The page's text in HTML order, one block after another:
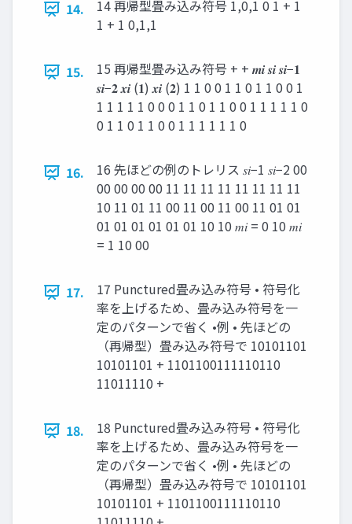
14.
14 再帰型畳み込み符号 1,0,1 0 1 + 1
1 + 1 0,1,1
15.
15 再帰型畳み込み符号 + + 𝒎𝒊 𝒔𝒊 𝒔𝒊−𝟏
𝒔𝒊−𝟐 𝒙𝒊 (𝟏) 𝒙𝒊 (𝟐) 1 1 0 0 1 1 0 1 1 0 0 1
1 1 1 1 1 0 0 0 1 1 0 1 1 0 0 1 1 1 1 1 0
0 1 1 0 1 1 0 0 1 1 1 1 1 1 0
16.
16 先ほどの例のトレリス 𝑠𝑖−1 𝑠𝑖−2 00
00 00 00 00 11 11 11 11 11 11 11 11
10 11 01 11 00 11 00 11 00 11 01 01
01 01 01 01 01 01 10 10 𝑚𝑖 = 0 10 𝑚𝑖
= 1 10 00
17.
17 Punctured畳み込み符号 • 符号化
率を上げるため、畳み込み符号を一
定のパターンで省く •例 • 先ほどの
（再帰型）畳み込み符号で 10101101
10101101 + 1101100111110110
11011110 +
18.
18 Punctured畳み込み符号 • 符号化
率を上げるため、畳み込み符号を一
定のパターンで省く •例 • 先ほどの
（再帰型）畳み込み符号で 10101101
10101101 + 1101100111110110